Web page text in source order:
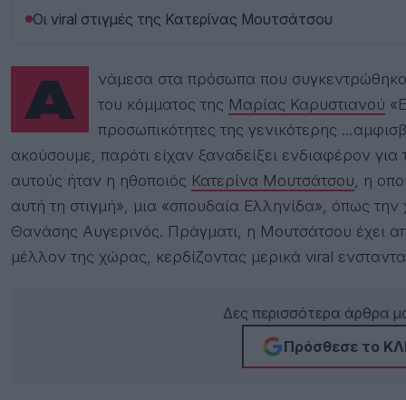
Οι viral στιγμές της Κατερίνας Μουτσάτσου
Ανάμεσα στα πρόσωπα που συγκεντρώθηκαν χτες βράδυ στο Ολύμπιον για τη διακύρηξη του κόμματος της Μαρίας Καρυστιανού
προσωπικότητες της γενικότερης
ακούσουμε, παρότι είχαν ξαναδείξει ενδιαφέρον
αυτούς ήταν η ηθοποιός Κατερίνα Μουτσάτσου, η
αυτή τη στιγμή», μια «σπουδαία Ελληνίδα», όπως
Θανάσης Αυγερινός. Πράγματι, η Μουτσάτσου έχει
μέλλον της χώρας, κερδίζοντας μερικά viral
Δες περισσότερα άρθρα
Πρόσθεσε το